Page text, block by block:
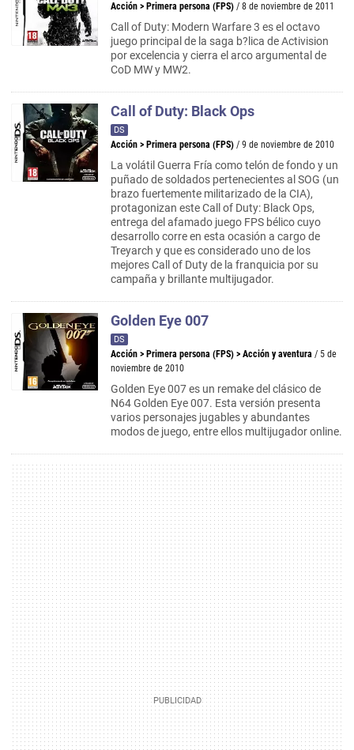
Acción > Primera persona (FPS) / 8 de noviembre de 2011
Call of Duty: Modern Warfare 3 es el octavo
juego principal de la saga b?lica de Activision
por excelencia y cierra el arco argumental de
CoD MW y MW2.
Call of Duty: Black Ops
DS
Acción > Primera persona (FPS) / 9 de noviembre de 2010
La volátil Guerra Fría como telón de fondo y un
puñado de soldados pertenecientes al SOG (un
brazo fuertemente militarizado de la CIA),
protagonizan este Call of Duty: Black Ops,
entrega del afamado juego FPS bélico cuyo
desarrollo corre en esta ocasión a cargo de
Treyarch y que es considerado uno de los
mejores Call of Duty de la franquicia por su
campaña y brillante multijugador.
Golden Eye 007
DS
Acción > Primera persona (FPS) > Acción y aventura / 5 de
noviembre de 2010
Golden Eye 007 es un remake del clásico de
N64 Golden Eye 007. Esta versión presenta
varios personajes jugables y abundantes
modos de juego, entre ellos multijugador online.